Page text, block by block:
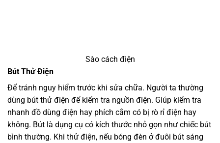
Sào cách điện
Bút Thử Điện
Để tránh nguy hiểm trước khi sửa chữa. Người ta thường
dùng bút thử điện để kiểm tra nguồn điện. Giúp kiểm tra
nhanh đồ dùng điện hay phích cắm có bị rò rỉ điện hay
không. Bút là dụng cụ có kích thước nhỏ gọn như chiếc bút
bình thường. Khi thử điện, nếu bóng đèn ở đuôi bút sáng